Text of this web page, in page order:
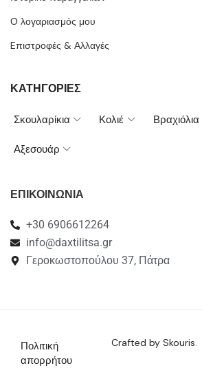
Ο λογαριασμός μου
Eπιστροφές & Αλλαγές
ΚΑΤΗΓΟΡΙΕΣ
Σκουλαρίκια Κολιέ Βραχιόλια
Αξεσουάρ
ΕΠΙΚΟΙΝΩΝΙΑ
+30 6906612264
info@daxtilitsa.gr
Γεροκωστοπούλου 37, Πάτρα
Πολιτική
απορρήτου
Crafted by Skouris.